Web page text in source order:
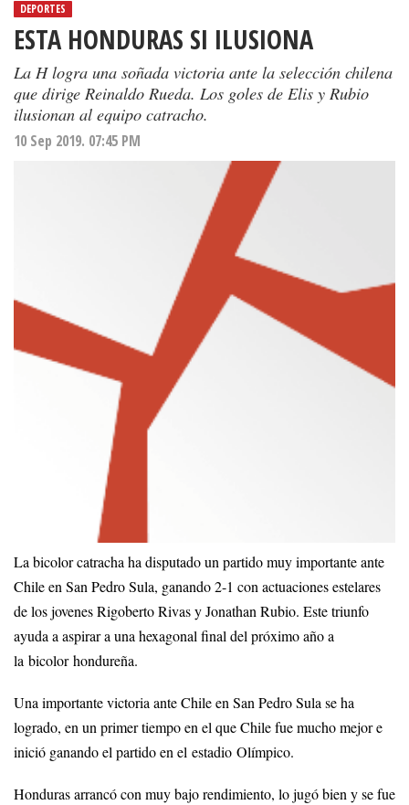
DEPORTES
ESTA HONDURAS SI ILUSIONA
La H logra una soñada victoria ante la selección chilena
que dirige Reinaldo Rueda. Los goles de Elis y Rubio
ilusionan al equipo catracho.
10 Sep 2019. 07:45 PM
La bicolor catracha ha disputado un partido muy importante ante
Chile en San Pedro Sula, ganando 2-1 con actuaciones estelares
de los jovenes Rigoberto Rivas y Jonathan Rubio. Este triunfo
ayuda a aspirar a una hexagonal final del próximo año a
la bicolor hondureña.
Una importante victoria ante Chile en San Pedro Sula se ha
logrado, en un primer tiempo en el que Chile fue mucho mejor e
inició ganando el partido en el estadio Olímpico.
Honduras arrancó con muy bajo rendimiento, lo jugó bien y se fue